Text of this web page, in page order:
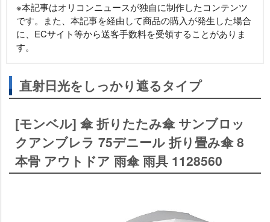
※本記事はオリコンニュースが独自に制作したコンテンツ
です。また、本記事を経由して商品の購入が発生した場合
に、ECサイト等から送客手数料を受領することがありま
す。
直射日光をしっかり遮るタイプ
[モンベル] 傘 折りたたみ傘 サンブロッ
クアンブレラ 75デニール 折り畳み傘 8
本骨 アウトドア 雨傘 雨具 1128560